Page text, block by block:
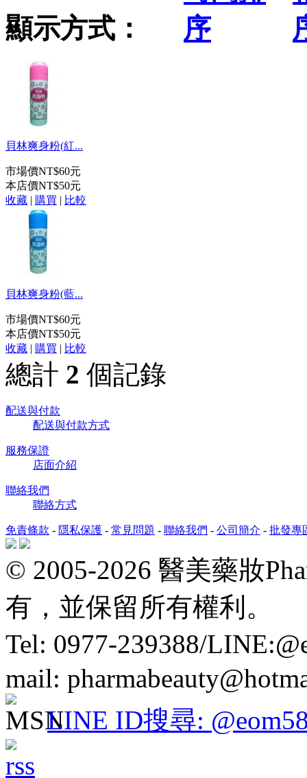
顯示方式：
貝林爽身粉(紅...
市場價NT$60元
本店價NT$50元
收藏 | 購買 | 比較
貝林爽身粉(藍...
市場價NT$60元
本店價NT$50元
收藏 | 購買 | 比較
總計 2 個記錄
配送與付款
配送與付款方式
服務保證
店面介紹
聯絡我們
聯絡方式
免責條款 - 隱私保護 - 常見問題 - 聯絡我們 - 公司簡介 - 批發專
© 2005-2026 醫美藥妝
有，並保留所有權利。
Tel: 0977-239388/
mail:
LINE ID搜尋: